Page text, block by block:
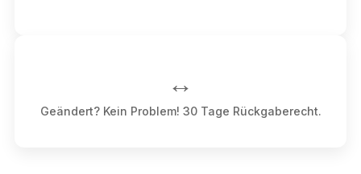
↔️
Geändert? Kein Problem! 30 Tage Rückgaberecht.